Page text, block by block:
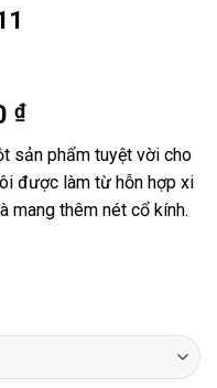
₫Khoảng
giá:
từ
813.000 ₫
đến
sản phẩm tuyệt vời cho
được làm từ hỗn hợp xi
mang thêm nét cổ kính.